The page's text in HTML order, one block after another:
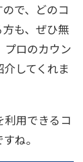
で、どのコ
も、ぜひ無
プロのカウン
してくれま
利用できるコ
ね。